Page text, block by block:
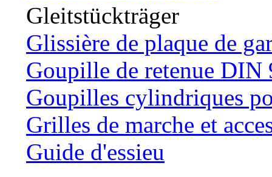
Gleitstückträger
Glissière de plaque de
Goupille de retenue DIN
Goupilles cylindriques
Grilles de marche et
Guide d'essieu